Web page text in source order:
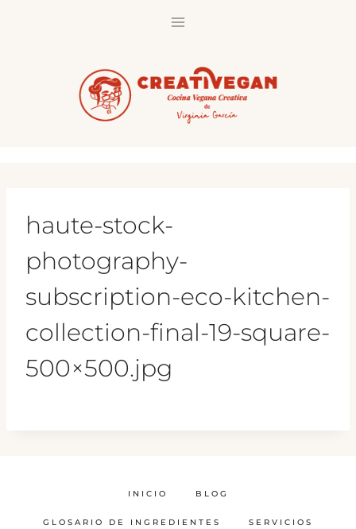
haute-stock-
photography-
subscription-eco-kitchen-
collection-final-19-square-
500×500.jpg
INICIO BLOG
GLOSARIO DE INGREDIENTES SERVICIOS